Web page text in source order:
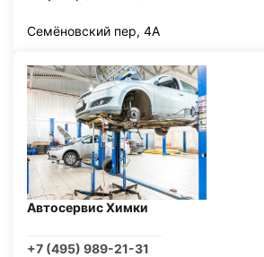
Семёновский пер, 4А
Автосервис Химки
+7 (495) 989-21-31